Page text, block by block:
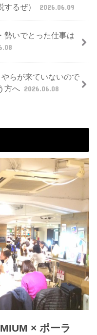
するぜ）
2026.06.09
勢いでとった仕事は
やらが来ていないので
方へ 2026.06.08
× ポーラ